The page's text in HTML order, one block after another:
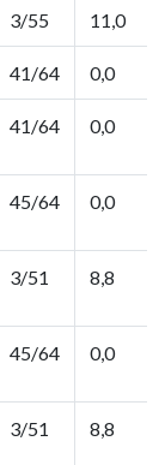
3/55 11,0
41/64 0,0
41/64 0,0
45/64 0,0
3/51 8,8
45/64 0,0
3/51 8,8